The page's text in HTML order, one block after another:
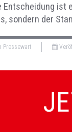
Entscheidung
sondern der
Pressewart